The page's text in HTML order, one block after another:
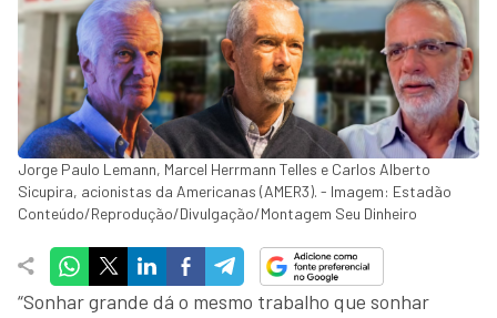
Jorge Paulo Lemann, Marcel Herrmann Telles e Carlos Alberto
Sicupira, acionistas da Americanas (AMER3). - Imagem: Estadão
Conteúdo/Reprodução/Divulgação/Montagem Seu Dinheiro
“Sonhar grande dá o mesmo trabalho que sonhar